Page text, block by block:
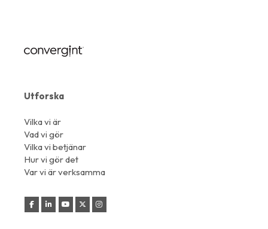
Utforska
Vilka vi är
Vad vi gör
Vilka vi betjänar
Hur vi gör det
Var vi är verksamma